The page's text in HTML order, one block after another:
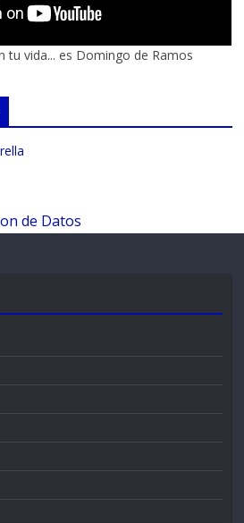
tu vida... es Domingo de Ramos
de Datos